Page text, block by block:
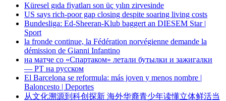
Küresel gıda fiyatları son üç yılın zirvesinde
US says rich-poor gap closing despite soaring living costs
Bundesliga: Ed-Sheeran-Klub baggert an DIESEM Star |
Sport
la fronde continue, la Fédération norvégienne demande la
démission de Gianni Infantino
на матче со «Спартаком» летали бутылки и зажигалки
— РТ на русском
El Barcelona se reformula: más joven y menos nombre |
Baloncesto | Deportes
从文化溯源到科创探新 海外华裔青少年读懂立体鲜活当